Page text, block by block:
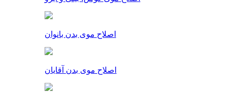
اصلاح موی بدن بانوان
اصلاح موی بدن آقایان